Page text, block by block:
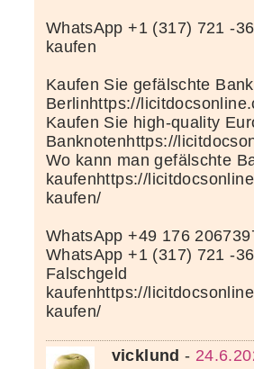
WhatsApp +1 (317) 721 -
kaufen
Kaufen Sie gefälschte
Berlinhttps://
Kaufen Sie high-quality
Banknotenhttps://
Wo kann man gefälschte
kaufenhttps://
kaufen/
WhatsApp +49 176
WhatsApp +1 (317) 721 -
Falschgeld
kaufenhttps://
kaufen/
vicklund -